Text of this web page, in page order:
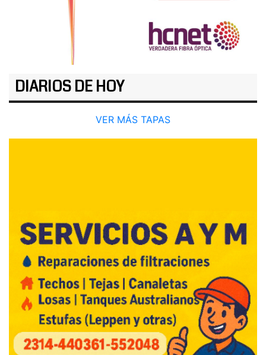
DIARIOS DE HOY
VER MÁS TAPAS